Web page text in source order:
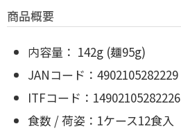
商品概要
内容量： 142g (麺95g)
JANコード：4902105282229
ITFコード：14902105282226
食数 / 荷姿：1ケース12食入